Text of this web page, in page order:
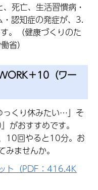
死亡、生活習慣病・
認知症の発症が、3.
。（健康づくりのた
省）
＋10（ワー
っくり休みたい…」そ
がおすすめです。
10回やると10分。お
ませんか。
ト（PDF：416.4K